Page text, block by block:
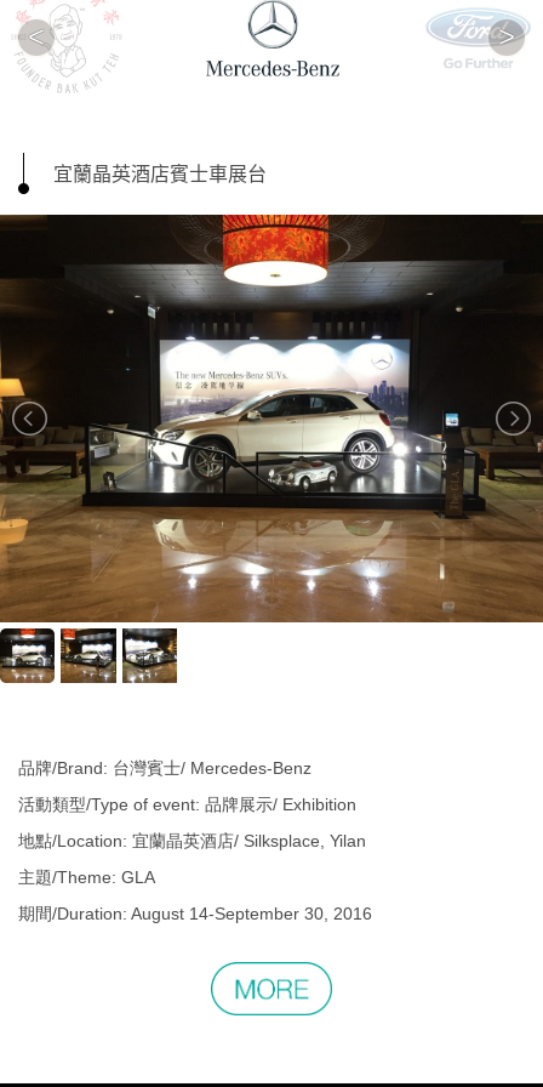
< >
宜蘭晶英酒店賓士車展台
品牌/Brand: 台灣賓士/ Mercedes-Benz
活動類型/Type of event: 品牌展示/ Exhibition
地點/Location: 宜蘭晶英酒店/ Silksplace, Yilan
主題/Theme: GLA
期間/Duration: August 14-September 30, 2016
更
多